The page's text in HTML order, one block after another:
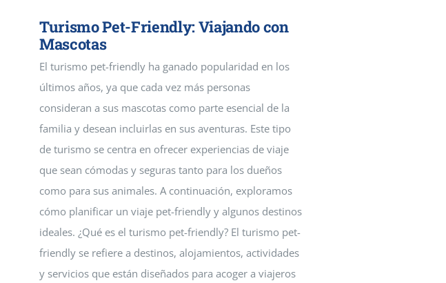
Turismo Pet-Friendly: Viajando con
Mascotas
El turismo pet-friendly ha ganado popularidad en los
últimos años, ya que cada vez más personas
consideran a sus mascotas como parte esencial de la
familia y desean incluirlas en sus aventuras. Este tipo
de turismo se centra en ofrecer experiencias de viaje
que sean cómodas y seguras tanto para los dueños
como para sus animales. A continuación, exploramos
cómo planificar un viaje pet-friendly y algunos destinos
ideales. ¿Qué es el turismo pet-friendly? El turismo pet-
friendly se refiere a destinos, alojamientos, actividades
y servicios que están diseñados para acoger a viajeros